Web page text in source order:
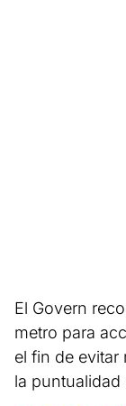
El Govern
metro para
el fin de evitar
la puntualidad